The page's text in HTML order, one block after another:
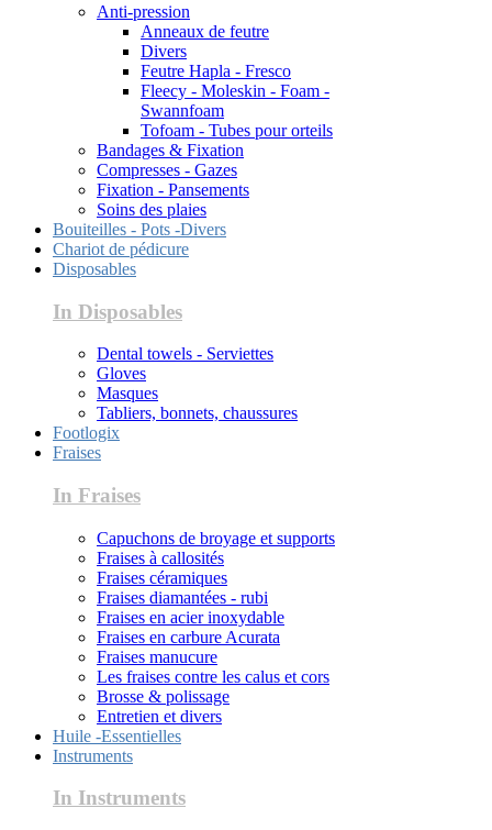
Anti-pression
Anneaux de feutre
Divers
Feutre Hapla - Fresco
Fleecy - Moleskin - Foam -
Swannfoam
Tofoam - Tubes pour orteils
Bandages & Fixation
Compresses - Gazes
Fixation - Pansements
Soins des plaies
Bouiteilles - Pots -Divers
Chariot de pédicure
Disposables
In Disposables
Dental towels - Serviettes
Gloves
Masques
Tabliers, bonnets, chaussures
Footlogix
Fraises
In Fraises
Capuchons de broyage et supports
Fraises à callosités
Fraises céramiques
Fraises diamantées - rubi
Fraises en acier inoxydable
Fraises en carbure Acurata
Fraises manucure
Les fraises contre les calus et cors
Brosse & polissage
Entretien et divers
Huile -Essentielles
Instruments
In Instruments